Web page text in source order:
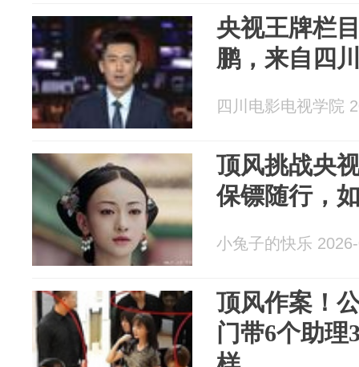
央视王牌栏
鹏，来自四
四川电影电视学院
顶风挑战央
保镖随行，
小兔子的快乐
顶风作案！
门带6个助理